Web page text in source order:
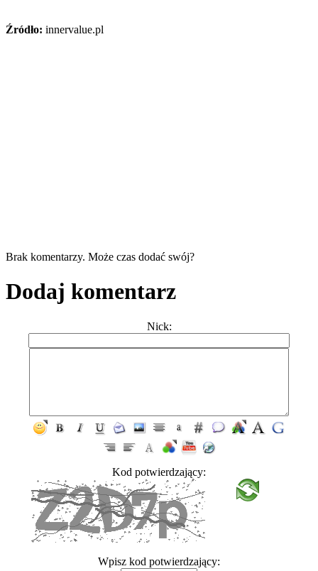
Źródło: innervalue.pl
Brak komentarzy. Może czas dodać swój?
Dodaj komentarz
Nick:
Kod potwierdzający:
Wpisz kod potwierdzający: